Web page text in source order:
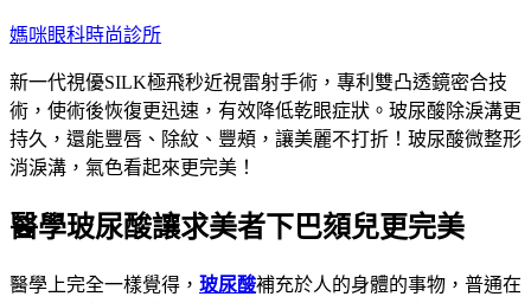
跳
主
要
內
容
媽咪眼科時尚診所
新一代視優SILK極飛秒近視雷射手術，專利雙凸透鏡密合技
術，使術後恢復更迅速，有效降低乾眼症狀。玻尿酸除淚溝更
持久，還能豐唇、除紋、豐頰，讓美麗不打折！玻尿酸微整形
消淚溝，氣色看起來更完美！
醫學玻尿酸讓求美者下巴頦兒更完美
醫學上完全一樣覺得， 玻尿酸補充於人的身體的事物，普通在